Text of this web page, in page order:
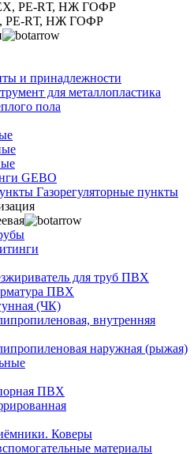
РЕ-RТ, НЖ ГОФР
и принадлежности
для металлопластика
пола
GEBO
Газорегуляторные пункты
для труб ПВХ
ПВХ
(ЧК)
внутренняя
наружная (рыжая)
ПВХ
Коверы